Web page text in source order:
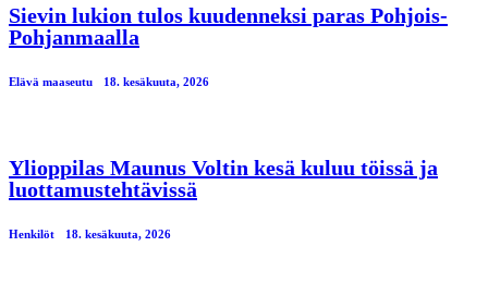
Sievin lukion tulos kuudenneksi paras Pohjois-
Pohjanmaalla
Elävä maaseutu 18. kesäkuuta, 2026
Ylioppilas Maunus Voltin kesä kuluu töissä ja
luottamustehtävissä
Henkilöt 18. kesäkuuta, 2026